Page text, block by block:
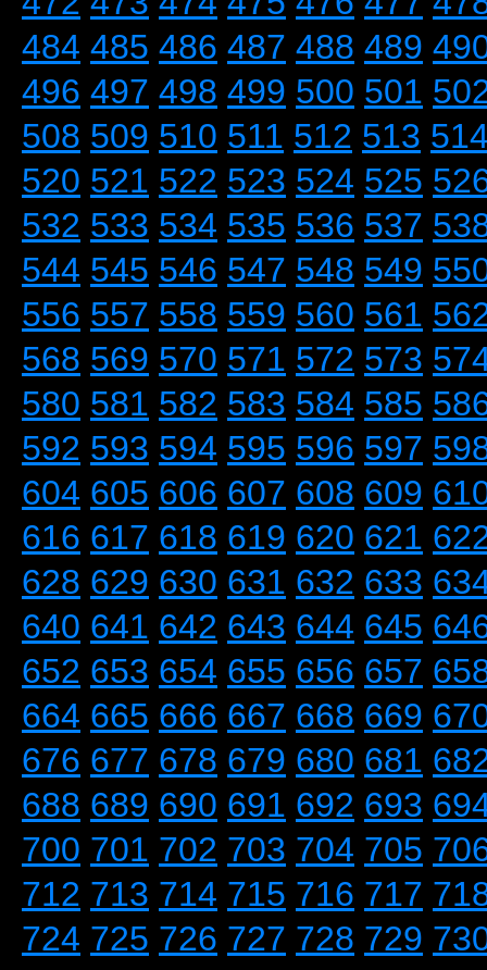
484 485 486 487 488 489
496 497 498 499 500 501
508 509 510 511 512 513
520 521 522 523 524 525
532 533 534 535 536 537
544 545 546 547 548 549
556 557 558 559 560 561
568 569 570 571 572 573
580 581 582 583 584 585
592 593 594 595 596 597
604 605 606 607 608 609
616 617 618 619 620 621
628 629 630 631 632 633
640 641 642 643 644 645
652 653 654 655 656 657
664 665 666 667 668 669
676 677 678 679 680 681
688 689 690 691 692 693
700 701 702 703 704 705
712 713 714 715 716 717
724 725 726 727 728 729